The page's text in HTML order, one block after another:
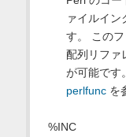
ァイルイン
す。 このフ
配列リファ
が可能です
perlfuncを
%INC